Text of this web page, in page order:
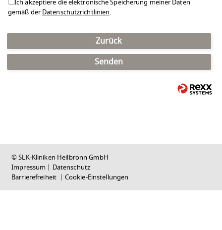
Ich akzeptiere die elektronische Speicherung meiner Daten
gemäß derDatenschutzrichtlinien.
Zurück
Senden
© SLK-Kliniken Heilbronn GmbH
Impressum | Datenschutz
Barrierefreiheit | Cookie-Einstellungen